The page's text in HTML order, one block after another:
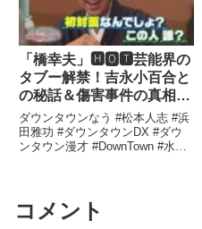
「橋幸夫」🅷🅾🆃芸能界の
タブー解禁！吉永小百合と
の秘話＆傷害事件の真相
「人志松本🌸浜田雅功」
004
ダウンタウンなう #松本人志 #浜
田雅功 #ダウンタウンDX #ダウ
ンタウン漫才 #DownTown #水曜
コメント